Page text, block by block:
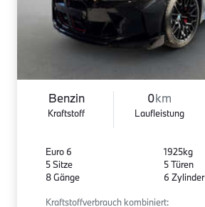
Benzin
Kraftstoff
0km
Laufleistung
Euro 6
5 Sitze
8 Gänge
1925kg
5 Türen
6 Zylinder
Kraftstoffverbrauch kombiniert: